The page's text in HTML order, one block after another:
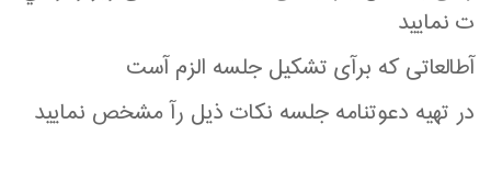
ت نماييد
آطالعاتی که برآی تشکيل جلسه الزم آست
در تهيه دعوتنامه جلسه نکات ذيل رآ مشخص نماييد